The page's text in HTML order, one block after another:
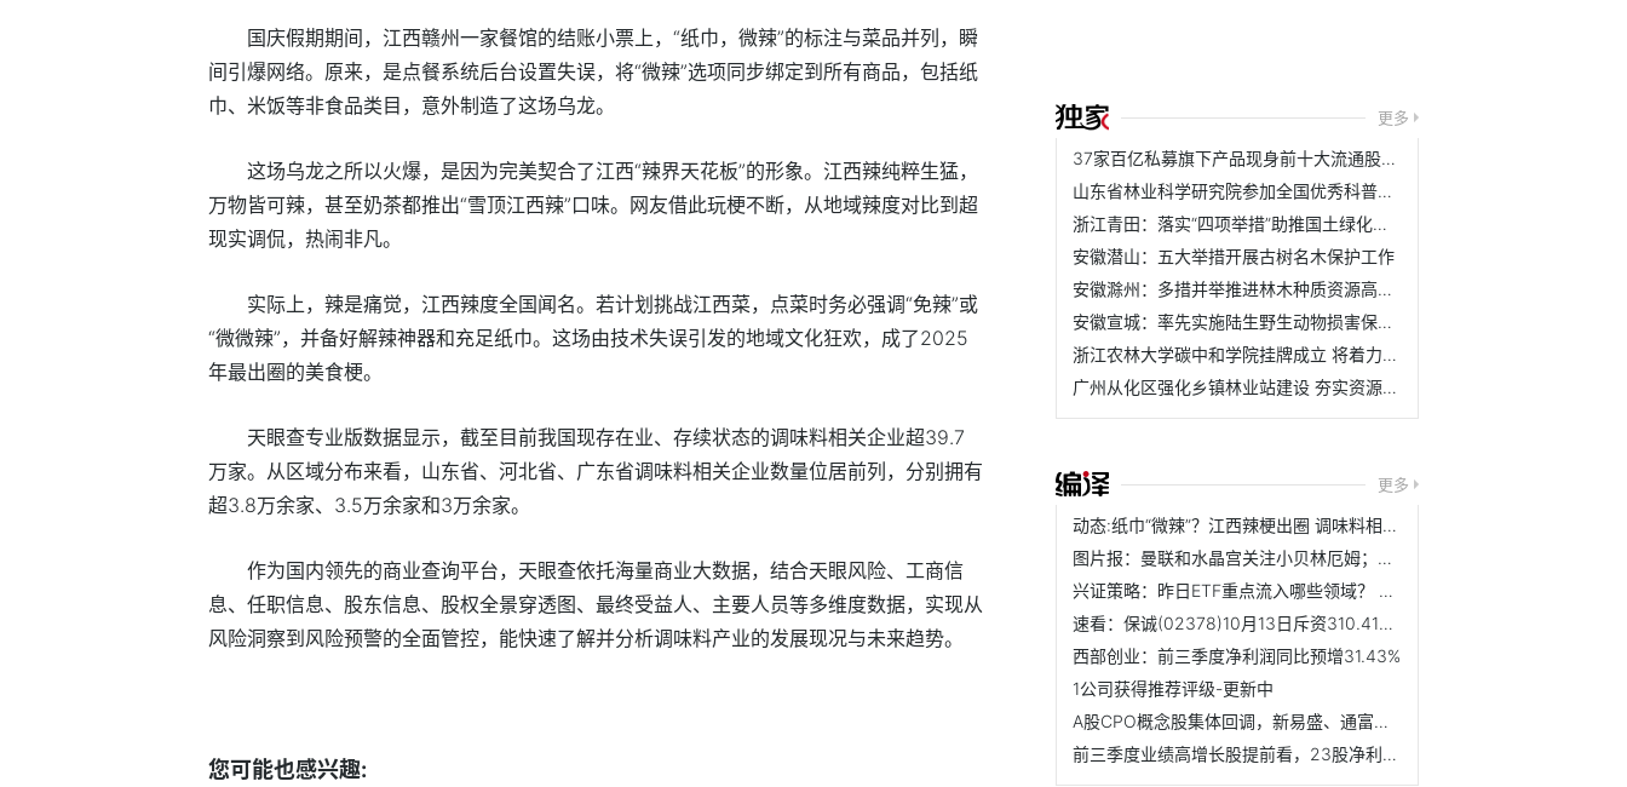
国庆假期期间，江西赣州一家餐馆的结账小票上，“纸巾，微辣”的标注与菜品并列，瞬
间引爆网络。原来，是点餐系统后台设置失误，将“微辣”选项同步绑定到所有商品，包括纸
巾、米饭等非食品类目，意外制造了这场乌龙。
这场乌龙之所以火爆，是因为完美契合了江西“辣界天花板”的形象。江西辣纯粹生猛，
万物皆可辣，甚至奶茶都推出“雪顶江西辣”口味。网友借此玩梗不断，从地域辣度对比到超
现实调侃，热闹非凡。
实际上，辣是痛觉，江西辣度全国闻名。若计划挑战江西菜，点菜时务必强调“免辣”或
“微微辣”，并备好解辣神器和充足纸巾。这场由技术失误引发的地域文化狂欢，成了2025
年最出圈的美食梗。
天眼查专业版数据显示，截至目前我国现存在业、存续状态的调味料相关企业超39.7
万家。从区域分布来看，山东省、河北省、广东省调味料相关企业数量位居前列，分别拥有
超3.8万余家、3.5万余家和3万余家。
作为国内领先的商业查询平台，天眼查依托海量商业大数据，结合天眼风险、工商信
息、任职信息、股东信息、股权全景穿透图、最终受益人、主要人员等多维度数据，实现从
风险洞察到风险预警的全面管控，能快速了解并分析调味料产业的发展现况与未来趋势。
您可能也感兴趣:
更多
37家百亿私募旗下产品现身前十大流通股名单
山东省林业科学研究院参加全国优秀科普作品评选活动
浙江青田：落实“四项举措”助推国土绿化取得新成效
安徽潜山：五大举措开展古树名木保护工作
安徽滁州：多措并举推进林木种质资源高质量发展
安徽宣城：率先实施陆生野生动物损害保险理赔机制
浙江农林大学碳中和学院挂牌成立 将着力培养具有碳中和与农...
广州从化区强化乡镇林业站建设 夯实资源管护基层基础
更多
动态:纸巾“微辣”？江西辣梗出圈 调味料相关企业现存39.7万家
图片报：曼联和水晶宫关注小贝林厄姆；邮报记者：阿莫林最喜...
兴证策略：昨日ETF重点流入哪些领域？ 资讯
速看：保诚(02378)10月13日斥资310.41万英镑回购30.62万股
西部创业：前三季度净利润同比预增31.43%
1公司获得推荐评级-更新中
A股CPO概念股集体回调，新易盛、通富微电跌超7%，中际旭创跌...
前三季度业绩高增长股提前看，23股净利润增幅翻倍|每日速递